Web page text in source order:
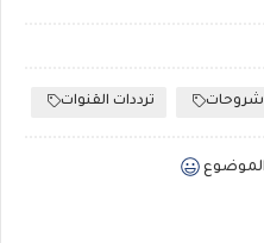
ترددات القنوات شروحات